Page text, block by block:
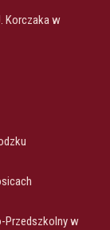
Korczaka w
Przedszkolny w